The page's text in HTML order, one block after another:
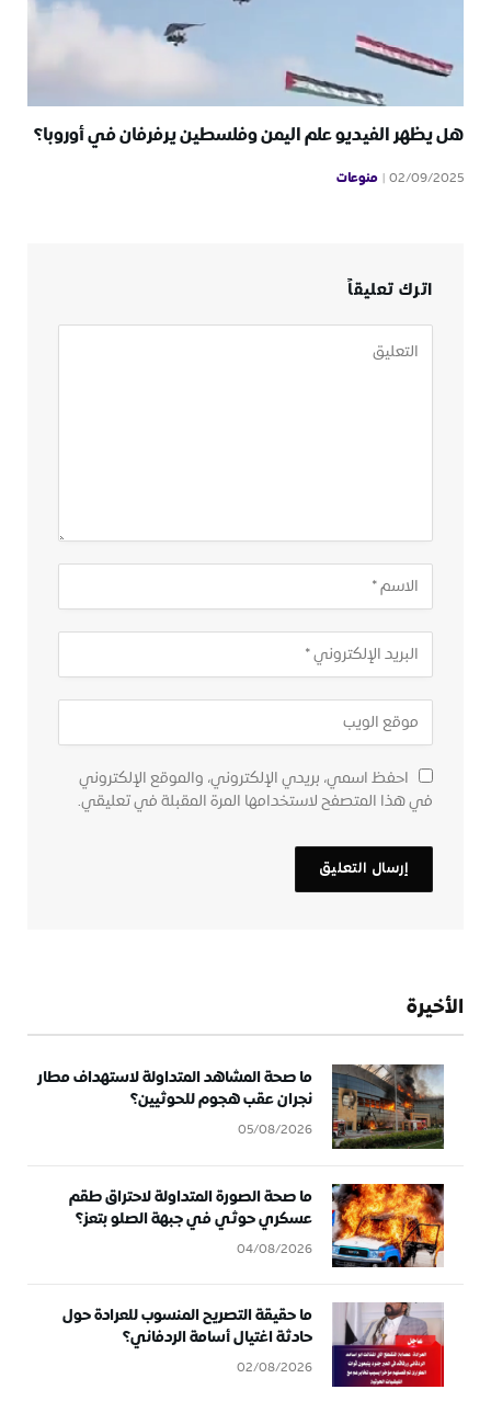
هل يظهر الفيديو علم اليمن وفلسطين يرفرفان في أوروبا؟
02/09/2025 منوعات
اترك تعليقاً
احفظ اسمي، بريدي الإلكتروني، والموقع الإلكتروني
في هذا المتصفح لاستخدامها المرة المقبلة في تعليقي.
الأخيرة
ما صحة المشاهد المتداولة لاستهداف مطار
نجران عقب هجوم للحوثيين؟
05/08/2026
ما صحة الصورة المتداولة لاحتراق طقم
عسكري حوثي في جبهة الصلو بتعز؟
04/08/2026
ما حقيقة التصريح المنسوب للعرادة حول
حادثة اغتيال أسامة الردفاني؟
02/08/2026